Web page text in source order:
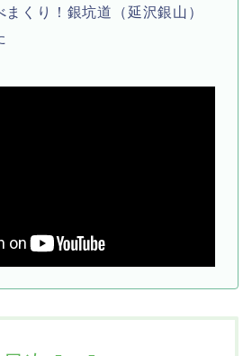
くり！銀坑道（延沢銀山）